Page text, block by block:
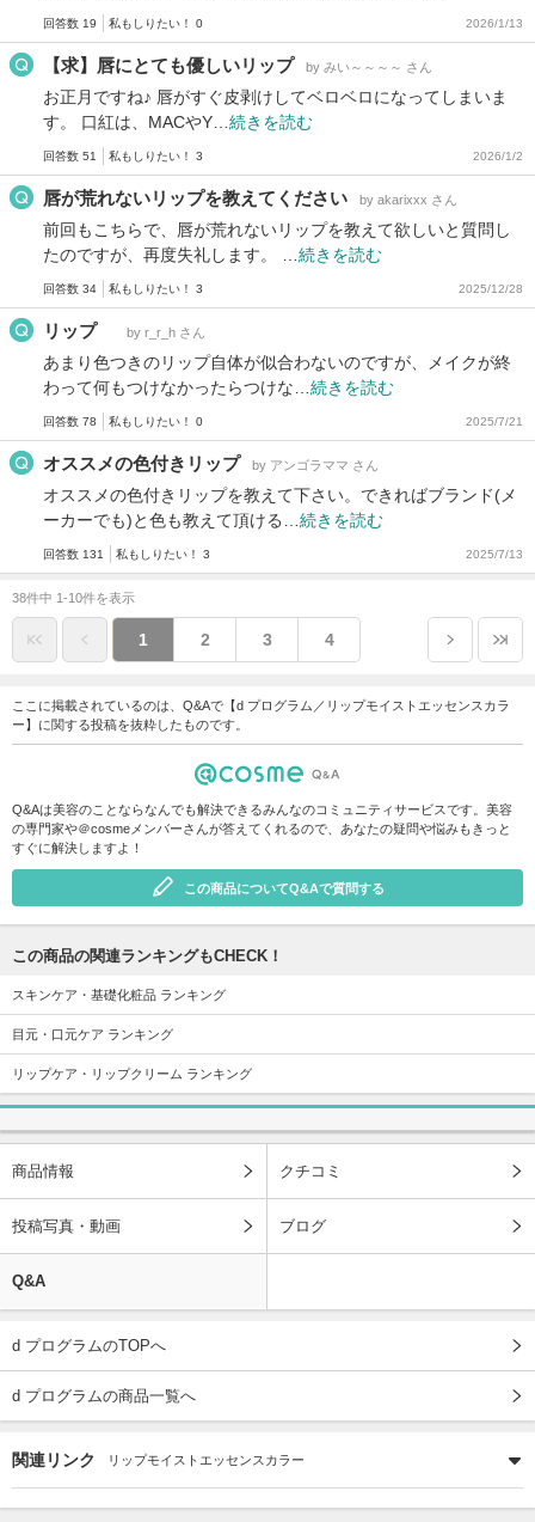
回答数 19 私もしりたい！ 0 2026/1/13
【求】唇にとても優しいリップ by みい～～～～ さん
お正月ですね♪ 唇がすぐ皮剥けしてベロベロになってしまいま
す。 口紅は、MACやY… 続きを読む
回答数 51 私もしりたい！ 3 2026/1/2
唇が荒れないリップを教えてください by akarixxx さん
前回もこちらで、唇が荒れないリップを教えて欲しいと質問し
たのですが、再度失礼します。 … 続きを読む
回答数 34 私もしりたい！ 3 2025/12/28
リップ by r_r_h さん
あまり色つきのリップ自体が似合わないのですが、メイクが終
わって何もつけなかったらつけな… 続きを読む
回答数 78 私もしりたい！ 0 2025/7/21
オススメの色付きリップ by アンゴラママ さん
オススメの色付きリップを教えて下さい。できればブランド(メ
ーカーでも)と色も教えて頂ける… 続きを読む
回答数 131 私もしりたい！ 3 2025/7/13
38件中 1-10件を表示
1 2 3 4
ここに掲載されているのは、Q&Aで【d プログラム／リップモイストエッセンスカラ
ー】に関する投稿を抜粋したものです。
Q&Aは美容のことならなんでも解決できるみんなのコミュニティサービスです。美容
の専門家や＠cosmeメンバーさんが答えてくれるので、あなたの疑問や悩みもきっと
すぐに解決しますよ！
この商品についてQ&Aで質問する
この商品の関連ランキングもCHECK！
スキンケア・基礎化粧品 ランキング
目元・口元ケア ランキング
リップケア・リップクリーム ランキング
商品情報 クチコミ
投稿写真・動画 ブログ
Q&A
d プログラムのTOPへ
d プログラムの商品一覧へ
関連リンク リップモイストエッセンスカラー